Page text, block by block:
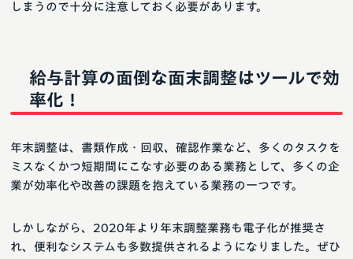
しまうので十分に注意しておく必要があります。
給与計算の面倒な面末調整はツールで効
率化！
年末調整は、書類作成・回収、確認作業など、多くのタスクを
ミスなくかつ短期間にこなす必要のある業務として、多くの企
業が効率化や改善の課題を抱えている業務の一つです。
しかしながら、2020年より年末調整業務も電子化が推奨さ
れ、便利なシステムも多数提供されるようになりました。ぜひ